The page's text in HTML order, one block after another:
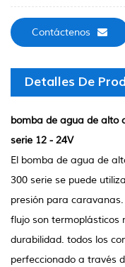
Contáctenos
Detalles De
bomba de agua de alto
serie 12 - 24V
El bomba de agua de
300 serie se puede
presión para
flujo son termoplásticos
durabilidad. todos los
perfeccionado a través